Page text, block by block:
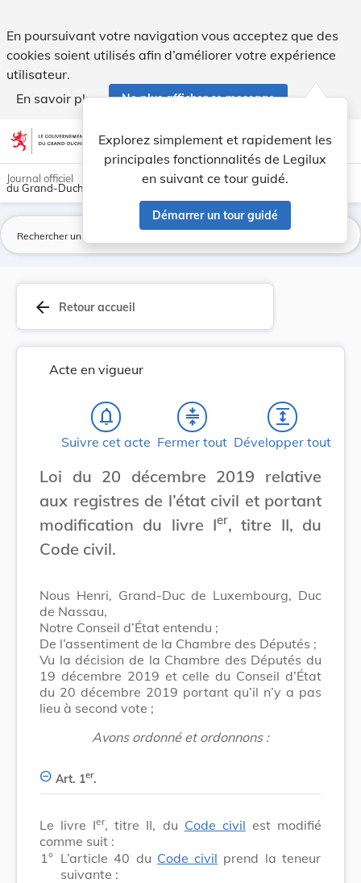
En poursuivant votre navigation vous acceptez que des
cookies soient utilisés afin d’améliorer votre expérience
utilisateur.
En savoir plus
Ne plus afficher ce message
Aller au contenu account_circle help Aide
Explorez simplement et rapidement les
principales fonctionnalités de Legilux
en suivant ce tour guidé.
Démarrer un tour guidé
light_mode dark_mode
Journal officiel
du Grand-Duché de Luxembourg
arrow_back Retour accueil
Acte en vigueur
notifications_none
Suivre cet acte
compress
Fermer tout
expand
Développer tout
Loi du 20 décembre 2019 relative
aux registres de l’état civil et portant
modification du livre Ier, titre II, du
Code civil.
Nous Henri, Grand-Duc de Luxembourg, Duc
de Nassau,
Notre Conseil d’État entendu ;
De l’assentiment de la Chambre des Députés ;
Vu la décision de la Chambre des Députés du
19 décembre 2019 et celle du Conseil d’État
du 20 décembre 2019 portant qu’il n’y a pas
lieu à second vote ;
Avons ordonné et ordonnons :
Art. 1er.
Le livre Ier, titre II, du Code civil est modifié
comme suit :
1° L’article 40 du Code civil prend la teneur
suivante :